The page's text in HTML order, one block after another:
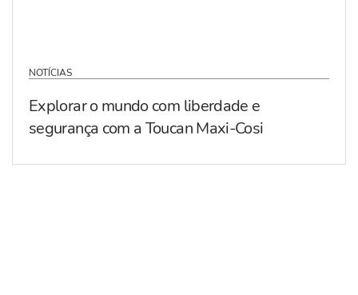
NOTÍCIAS
Explorar o mundo com liberdade e
segurança com a Toucan Maxi-Cosi